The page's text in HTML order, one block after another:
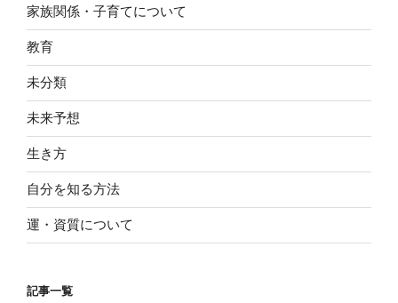
家族関係・子育てについて
教育
未分類
未来予想
生き方
自分を知る方法
運・資質について
記事一覧